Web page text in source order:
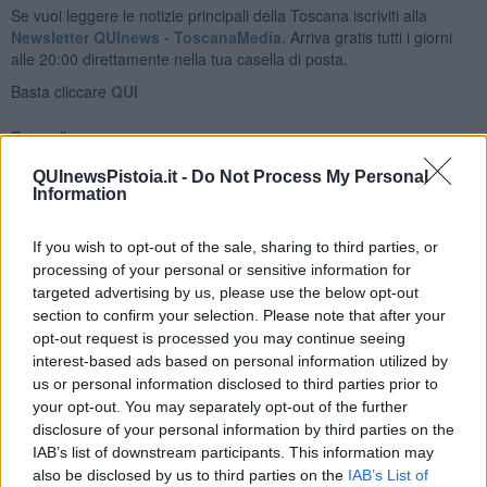
QUInewsPistoia.it - Do Not Process My Personal
Information
If you wish to opt-out of the sale, sharing to third parties, or
processing of your personal or sensitive information for
targeted advertising by us, please use the below opt-out
section to confirm your selection. Please note that after your
opt-out request is processed you may continue seeing
interest-based ads based on personal information utilized by
us or personal information disclosed to third parties prior to
your opt-out. You may separately opt-out of the further
disclosure of your personal information by third parties on the
IAB’s list of downstream participants. This information may
also be disclosed by us to third parties on the IAB’s List of
Se vuoi leggere le notizie principali della Toscana iscriviti alla
Newsletter QUInews - ToscanaMedia. Arriva gratis tutti i giorni
alle 20:00 direttamente nella tua casella di posta.
Basta cliccare QUI
Fotogallery
Ti potrebbe interessare anche:
Articoli dal Blog “Vignaioli e vini” di Nadio Stronchi
​Che “Odissea sia”
Scuola di vita e creatività
​La volontà di essere “primi”
Norme viticole e enologiche che miglioreranno la qualità
​I vini della Maremma si stanno arricchendo